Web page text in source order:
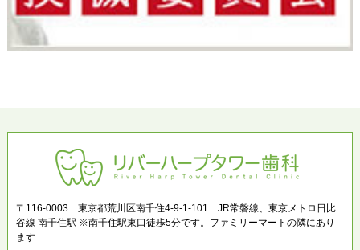
〒116-0003 東京都荒川区南千住4-9-1-101 JR常磐線、東京メトロ日比
谷線 南千住駅 ※南千住駅東口徒歩5分です。ファミリーマートの隣にあり
ます